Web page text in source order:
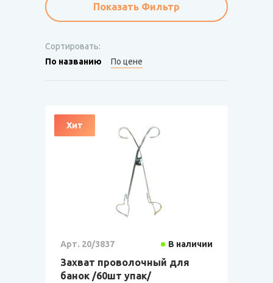
Показать Фильтр
Сортировать:
По названию
По цене
Хит
Арт. 20/3837 В наличии
Захват проволочный для
банок /60шт упак/